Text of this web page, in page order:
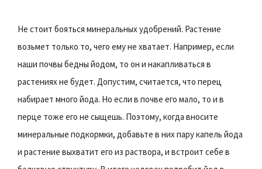
Не стоит бояться минеральных удобрений. Растение
возьмет только то, чего ему не хватает. Например, если
наши почвы бедны йодом, то он и накапливаться в
растениях не будет. Допустим, считается, что перец
набирает много йода. Но если в почве его мало, то и в
перце тоже его не сыщешь. Поэтому, когда вносите
минеральные подкормки, добавьте в них пару капель йода
и растение выхватит его из раствора, и встроит себе в